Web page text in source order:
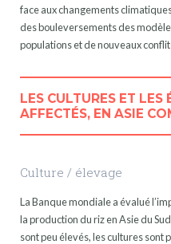
face aux changements
des bouleversements des
populations et de nouveaux
LES CULTURES ET LES
AFFECTÉS, EN ASIE
Culture / élevage
La Banque mondiale a évalué
la production du riz en Asie du
sont peu élevés, les cultures